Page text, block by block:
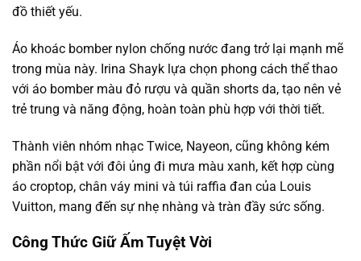
đồ thiết yếu.
Áo khoác bomber nylon chống nước đang trở lại mạnh mẽ
trong mùa này. Irina Shayk lựa chọn phong cách thể thao
với áo bomber màu đỏ rượu và quần shorts da, tạo nên vẻ
trẻ trung và năng động, hoàn toàn phù hợp với thời tiết.
Thành viên nhóm nhạc Twice, Nayeon, cũng không kém
phần nổi bật với đôi ủng đi mưa màu xanh, kết hợp cùng
áo croptop, chân váy mini và túi raffia đan của Louis
Vuitton, mang đến sự nhẹ nhàng và tràn đầy sức sống.
Công Thức Giữ Ấm Tuyệt Vời